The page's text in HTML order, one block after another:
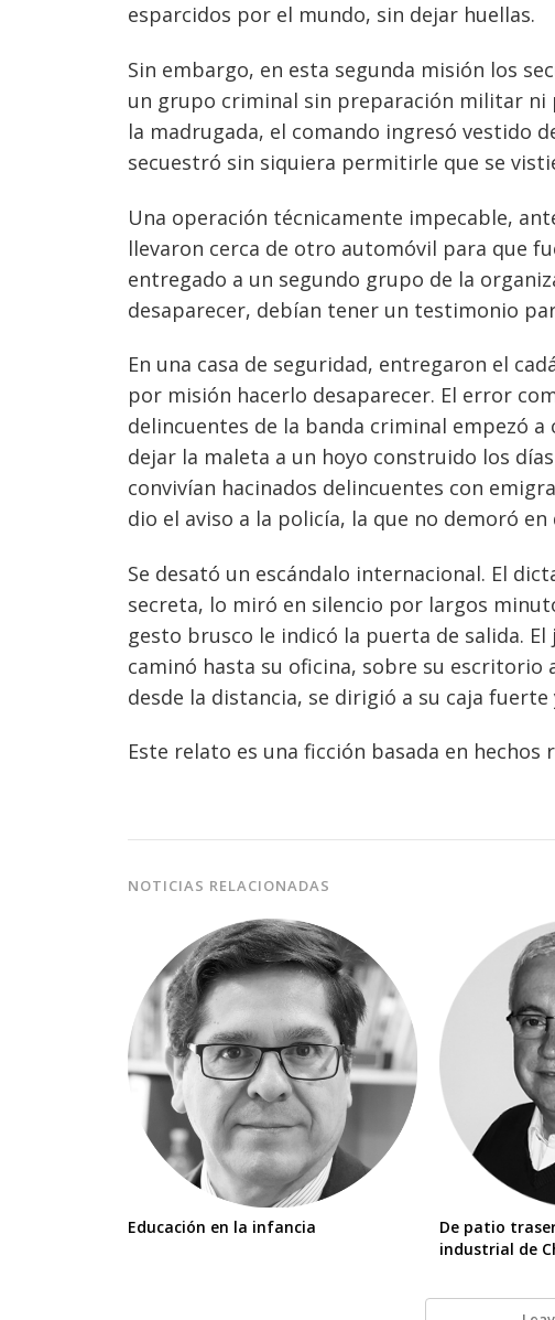
esparcidos por el mundo, sin dejar huellas.
Sin embargo, en esta segunda misión los
un grupo criminal sin preparación militar ni
la madrugada, el comando ingresó vestido
secuestró sin siquiera permitirle que se
Una operación técnicamente impecable,
llevaron cerca de otro automóvil para que
entregado a un segundo grupo de la
desaparecer, debían tener un testimonio
En una casa de seguridad, entregaron el
por misión hacerlo desaparecer. El error
delincuentes de la banda criminal empezó
dejar la maleta a un hoyo construido los
convivían hacinados delincuentes con
dio el aviso a la policía, la que no demoró
Se desató un escándalo internacional. El
secreta, lo miró en silencio por largos
gesto brusco le indicó la puerta de salida.
caminó hasta su oficina, sobre su escritorio
desde la distancia, se dirigió a su caja
Este relato es una ficción basada en hechos
NOTICIAS RELACIONADAS
Educación en la infancia
De patio
industrial de